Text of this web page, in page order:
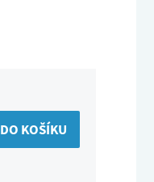
DO KOŠÍKU